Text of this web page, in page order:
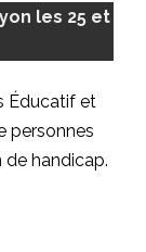
les 25 et
Éducatif et
personnes
handicap.